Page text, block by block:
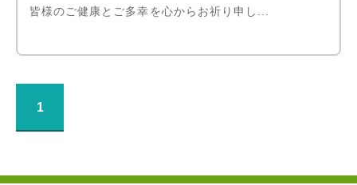
皆様のご健康とご多幸を心からお祈り申し...
1